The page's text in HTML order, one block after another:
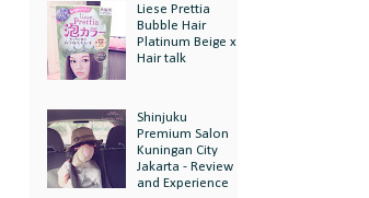
Liese Prettia
Bubble Hair
Platinum Beige x
Hair talk
Shinjuku
Premium Salon
Kuningan City
Jakarta - Review
and Experience